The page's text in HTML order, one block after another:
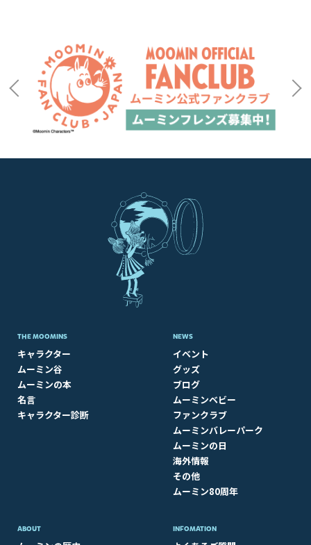
THE MOOMINS
キャラクター
ムーミン谷
ムーミンの本
名言
キャラクター診断
NEWS
イベント
グッズ
ブログ
ムーミンベビー
ファンクラブ
ムーミンバレーパーク
ムーミンの日
海外情報
その他
ムーミン80周年
ABOUT​ INFOMATION